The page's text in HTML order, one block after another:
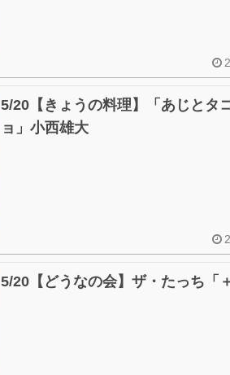
5/20【きょうの料理】「あじとタ
ョ」小西雄大
5/20【どうなの会】ザ・たっち「